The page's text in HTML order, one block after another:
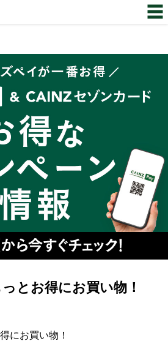
とお得に​お買い​物！​
に​お買い​物！​